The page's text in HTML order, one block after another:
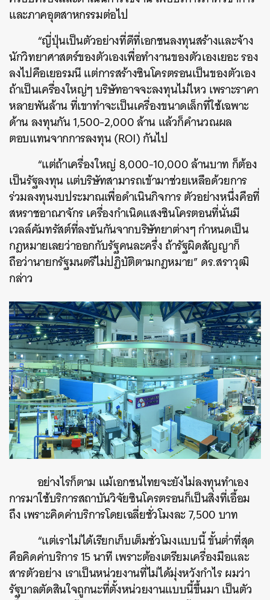
และภาคอุตสาหกรรมต่อไป
“ญี่ปุ่นเป็นตัวอย่างที่ดีที่เอกชนลงทุนสร้างและจ้าง
นักวิทยาศาสตร์ของตัวเองเพื่อทำงานของตัวเองเยอะ รอง
ลงไปคือเยอรมนี แต่การสร้างซินโครตรอนเป็นของตัวเอง
ถ้าเป็นเครื่องใหญ่ๆ บริษัทอาจจะลงทุนไม่ไหว เพราะราคา
หลายพันล้าน ที่เขาทำจะเป็นเครื่องขนาดเล็กที่ใช้เฉพาะ
ด้าน ลงทุนกัน 1,500-2,000 ล้าน แล้วก็คำนวณผล
ตอบแทนจากการลงทุน (ROI) กันไป
“แต่ถ้าเครื่องใหญ่ 8,000-10,000 ล้านบาท ก็ต้อง
เป็นรัฐลงทุน แต่บริษัทสามารถเข้ามาช่วยเหลือด้วยการ
ร่วมลงทุนงบประมาณเพื่อดำเนินกิจการ ตัวอย่างหนึ่งคือที่
สหราชอาณาจักร เครื่องกำเนิดแสงซินโครตอนที่นั่นมี
เวลล์คัมทรัสต์ที่ลงขันกันจากบริษัทยาต่างๆ กำหนดเป็น
กฎหมายเลยว่าออกกับรัฐคนละครึ่ง ถ้ารัฐผิดสัญญาก็
ถือว่านายกรัฐมนตรีไม่ปฏิบัติตามกฎหมาย” ดร.สราวุฒิ
กล่าว
อย่างไรก็ตาม แม้เอกชนไทยจะยังไม่ลงทุนทำเอง
การมาใช้บริการสถาบันวิจัยซินโครตรอนก็เป็นสิ่งที่เอื้อม
ถึง เพราะคิดค่าบริการโดยเฉลี่ยชั่วโมงละ 7,500 บาท
“แต่เราไม่ได้เรียกเก็บเต็มชั่วโมงแบบนี้ ขั้นต่ำที่สุด
คือคิดค่าบริการ 15 นาที เพราะต้องเตรียมเครื่องมือและ
สารตัวอย่าง เราเป็นหน่วยงานที่ไม่ได้มุ่งหวังกำไร ผมว่า
รัฐบาลตัดสินใจถูกนะที่ตั้งหน่วยงานแบบนี้ขึ้นมา เป็นตัว
SHARE TWEET LINE EMAIL